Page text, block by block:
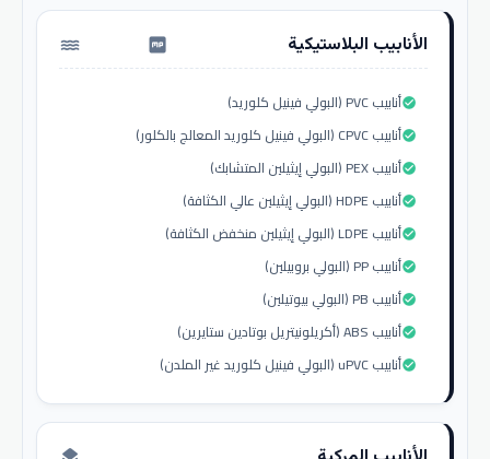
الأنابيب البلاستيكية water_pump
أنابيب PVC (البولي فينيل كلوريد)check_circle
أنابيب CPVC (البولي فينيل كلوريد المعالج بالكلور)check_circle
أنابيب PEX (البولي إيثيلين المتشابك)check_circle
أنابيب HDPE (البولي إيثيلين عالي الكثافة)check_circle
أنابيب LDPE (البولي إيثيلين منخفض الكثافة)check_circle
أنابيب PP (البولي بروبيلين)check_circle
أنابيب PB (البولي بيوتيلين)check_circle
أنابيب ABS (أكريلونيتريل بوتادين ستايرين)check_circle
أنابيب uPVC (البولي فينيل كلوريد غير الملدن)check_circle